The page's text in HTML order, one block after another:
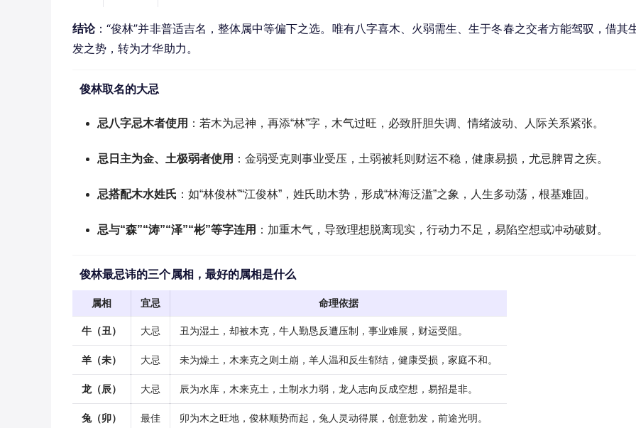
结论：“俊林”并非普适吉名，整体属中等偏下之选。唯有八字喜木、火弱需生、生于冬春之交者方能驾驭，借其
发之势，转为才华助力。
俊林取名的大忌
忌八字忌木者使用 ：若木为忌神，再添“林”字，木气过旺，必致肝胆失调、情绪波动、人际关系紧张。
忌日主为金、土极弱者使用 ：金弱受克则事业受压，土弱被耗则财运不稳，健康易损，尤忌脾胃之疾。
忌搭配木水姓氏 ：如“林俊林”“江俊林”，姓氏助木势，形成“林海泛滥”之象，人生多动荡，根基难固。
忌与“森”“涛”“泽”“彬”等字连用 ：加重木气，导致理想脱离现实，行动力不足，易陷空想或冲动破财。
俊林最忌讳的三个属相，最好的属相是什么
属相 宜忌 命理依据
牛（丑） 大忌 丑为湿土，却被木克，牛人勤恳反遭压制，事业难展，财运受阻。
羊（未） 大忌 未为燥土，木来克之则土崩，羊人温和反生郁结，健康受损，家庭不和。
龙（辰） 大忌 辰为水库，木来克土，土制水力弱，龙人志向反成空想，易招是非。
兔（卯） 最佳 卯为木之旺地，俊林顺势而起，兔人灵动得展，创意勃发，前途光明。